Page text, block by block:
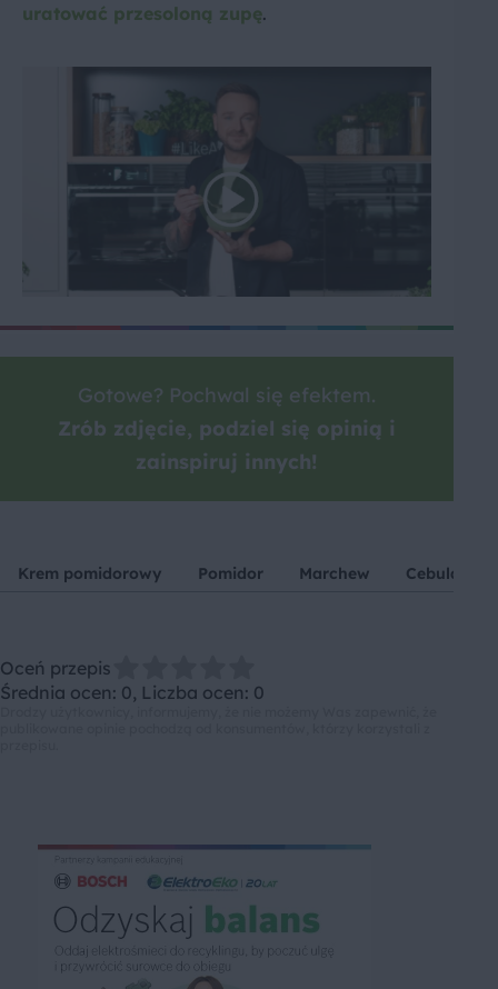
uratować przesoloną zupę.
Gotowe? Pochwal się efektem.
Zrób zdjęcie, podziel się opinią i
zainspiruj innych!
Krem pomidorowy Pomidor Marchew Cebula
Oceń przepis
Średnia ocen: 0, Liczba ocen: 0